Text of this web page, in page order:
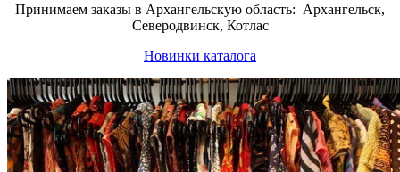
Принимаем заказы в Архангельскую область: Архангельск,
Северодвинск, Котлас
Новинки каталога